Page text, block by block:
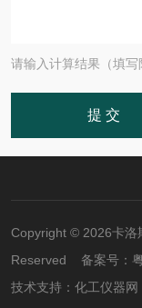
请输入计算结果（填
Copyright © 2026卡洛
Reserved 备案号：
技术支持： 化工仪器网